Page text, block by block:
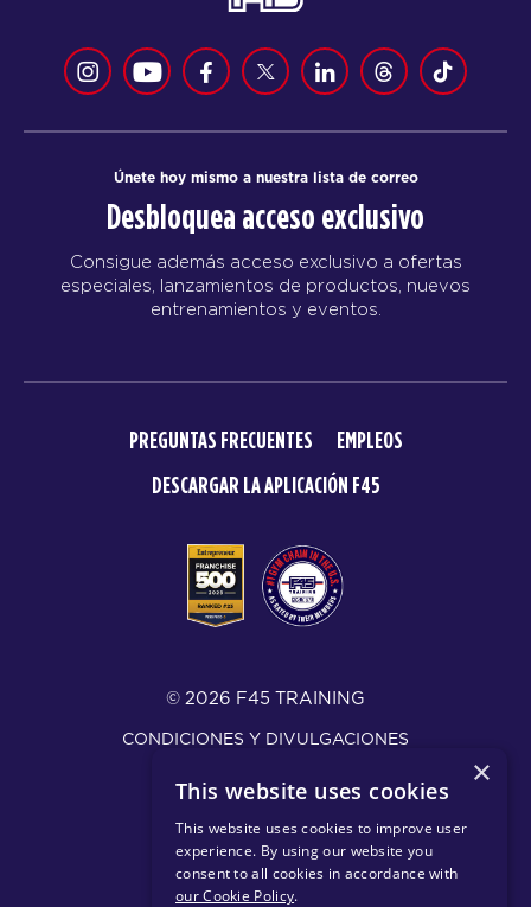
Únete hoy mismo a nuestra lista de correo
Desbloquea acceso exclusivo
Consigue además acceso exclusivo a ofertas
especiales, lanzamientos de productos, nuevos
entrenamientos y eventos.
PREGUNTAS FRECUENTES
EMPLEOS
DESCARGAR LA APLICACIÓN F45
© 2026 F45 TRAINING
CONDICIONES Y DIVULGACIONES
Cambiar región
×
This website uses cookies
This website uses cookies to improve user
experience. By using our website you
consent to all cookies in accordance with
our Cookie Policy.